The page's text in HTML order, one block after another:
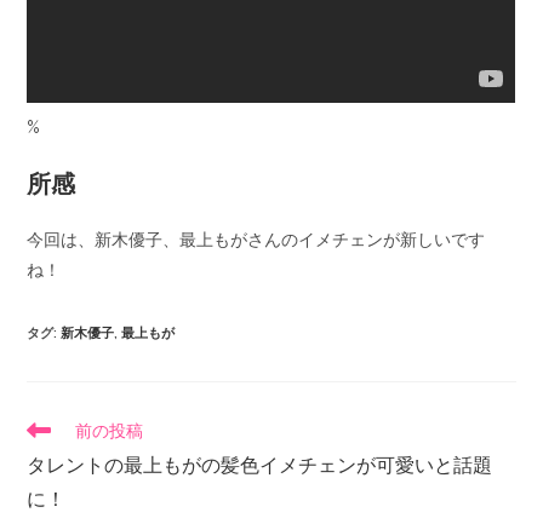
%
所感
今回は、新木優子、最上もがさんのイメチェンが新しいです
ね！
タグ:新木優子, 最上もが
前の投稿
タレントの最上もがの髪色イメチェンが可愛いと話題
に！